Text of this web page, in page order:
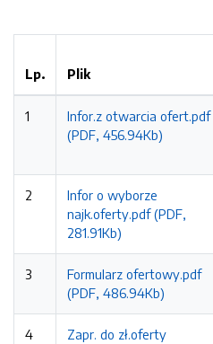
Lp. Plik
1
Infor.z otwarcia ofert.pdf
(PDF, 456.94Kb)
2
Infor o wyborze
najk.oferty.pdf (PDF,
281.91Kb)
3
Formularz ofertowy.pdf
(PDF, 486.94Kb)
4
Zapr. do zł.oferty